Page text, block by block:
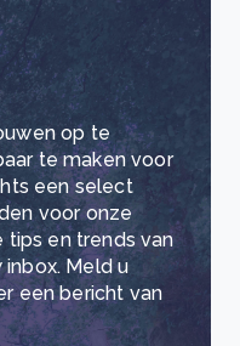
op te
te maken voor
een select
voor onze
tips en trends van
Meld u
een bericht van